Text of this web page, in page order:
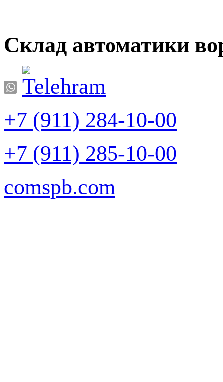
Склад автоматики
+7 (911) 284-10-00
+7 (911) 285-10-00
comspb.com